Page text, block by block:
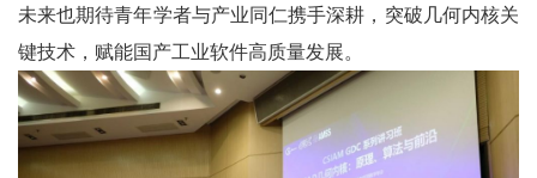
未来也期待青年学者与产业同仁携手深耕，突破几何内核关
键技术，赋能国产工业软件高质量发展。